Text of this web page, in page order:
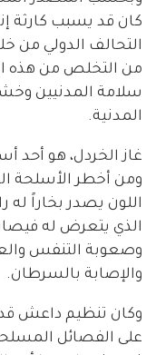
كان قد يسبب كارثة
التحالف الدولي من
من التخلص من هذه
سلامة المدنيين
المدنية.
غاز الخردل، هو أحد
ومن أخطر الأسلحة
اللون يصدر بخاراً له
الذي يتعرض له
وصعوبة التنفس
والإصابة بالسرطان.
وكان تنظيم داعش
على الفصائل